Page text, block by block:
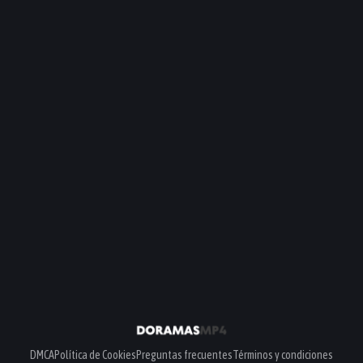
DMCAPolítica de CookiesPreguntas frecuentesTérminos y condiciones